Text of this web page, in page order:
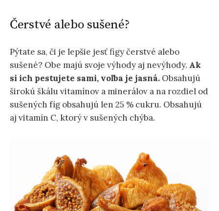
Čerstvé alebo sušené?
Pýtate sa, či je lepšie jesť figy čerstvé alebo
sušené? Obe majú svoje výhody aj nevýhody. Ak
si ich pestujete sami, voľba je jasná. Obsahujú
širokú škálu vitamínov a minerálov a na rozdiel od
sušených fíg obsahujú len 25 % cukru. Obsahujú
aj vitamín C, ktorý v sušených chýba.